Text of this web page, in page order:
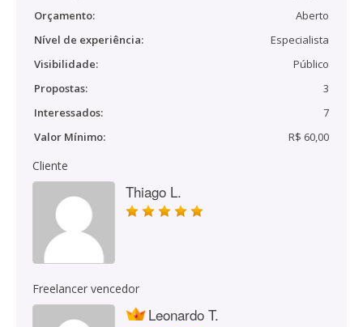
Orçamento:
Aberto
Nível de experiência:
Especialista
Visibilidade:
Público
Propostas:
3
Interessados:
7
Valor Mínimo:
R$ 60,00
Cliente
Thiago L.
Freelancer vencedor
Leonardo T.